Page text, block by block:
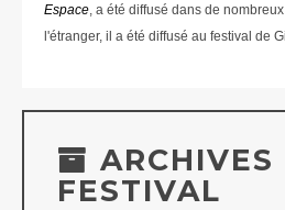
Espace , a été diffusé dans de
l'étranger, il a été diffusé au festival de
ARCHIVES
FESTIVAL